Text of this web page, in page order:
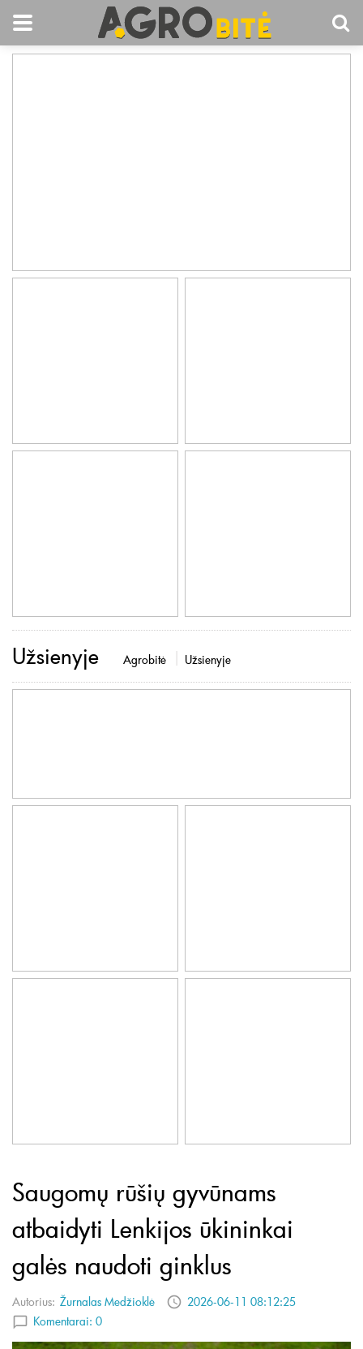
Užsienyje Agrobitė Užsienyje
Saugomų rūšių gyvūnams
atbaidyti Lenkijos ūkininkai
galės naudoti ginklus
Autorius: Žurnalas Medžioklė
2026-06-11 08:12:25
Komentarai: 0